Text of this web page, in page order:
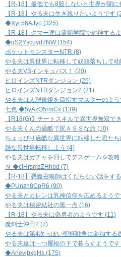
【R-18】最低でも8股しないと世界が闇
【R-18】やる夫は生き残りたいようです
◆Xyi.56AJyo (325)
【R-18】クマー達は霊術学院で封神する
◆gS2Yscuyd7NW (154)
ポケットモンスターNTR (8)
やる夫は異世界に転移して奴隷落ちして
やる夫VSインキュバス！ (20)
ヒロインズNTRダンジョン (25)
ヒロインズNTRダンジョン2 (21)
やる夫は人理修復を目指すマスターのよ
七色 ◆5yAzQ5rmCs (139)
【R18(G)】チートスキルで異世界無双で
やる夫くんの過酷で尻ＡＳＳな旅 (10)
ちょっぴり過酷な異世界に転移した君たち
雑な異世界転移しよう (4)
やる夫はガチャを回してデスゲームを攻略
Ｎ ◆ciHrsmzZHhbd (7)
【R-18】悪魔召喚師はくだらない話をす
◆PUnzh8CpR6 (90)
やる夫とカレンは乳神信仰を広めるよう
やる夫は秘密結社の黒一点 (16)
【R-18】やる夫は偽勇者のようです (11)
魔剣士沖田2 (7)
やる夫は第4次っぽい聖杯戦争に参加する
やる夫達は一つ屋根の下で暮らすようで
◆AnevjbxgHs (175)